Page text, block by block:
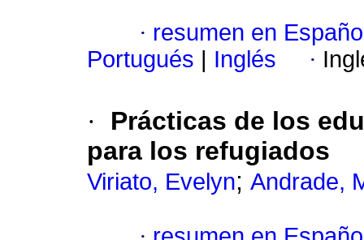
· resumen en
Portugués
Inglés ·
·
Prácticas de los
para los refugiados
Viriato, Evelyn; Andrade,